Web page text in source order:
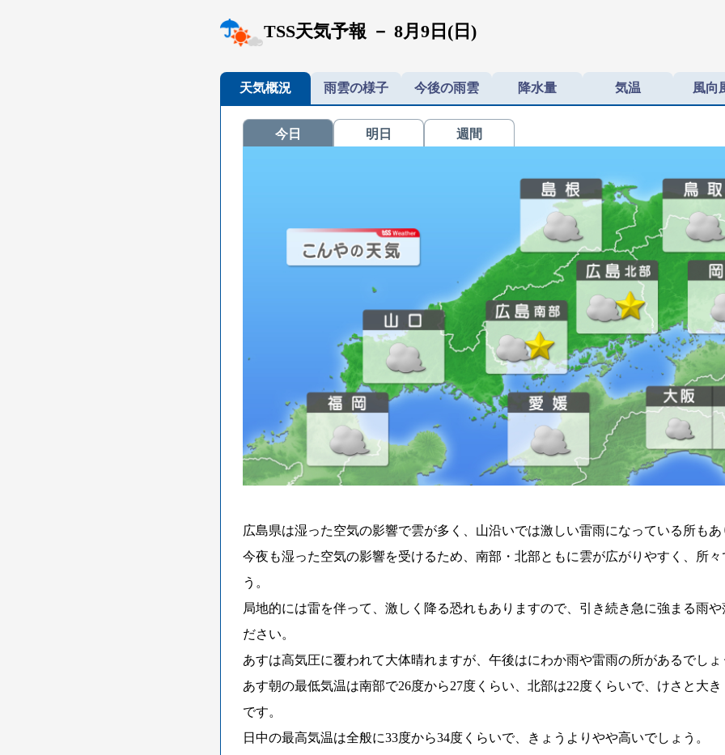
TSS天気予報 － 8月9日( 日 )
天気概況 雨雲の様子 今後の雨雲 降水量 気温 風向
今日 明日 週間
広島県は湿った空気の影響で雲が多く、山沿いでは激しい雷雨になっている所も
今夜も湿った空気の影響を受けるため、南部・北部ともに雲が広がりやすく、所
う。
局地的には雷を伴って、激しく降る恐れもありますので、引き続き急に強まる雨
ださい。
あすは高気圧に覆われて大体晴れますが、午後はにわか雨や雷雨の所があるでしょ
あす朝の最低気温は南部で26度から27度くらい、北部は22度くらいで、けさと大
です。
日中の最高気温は全般に33度から34度くらいで、きょうよりやや高いでしょう。